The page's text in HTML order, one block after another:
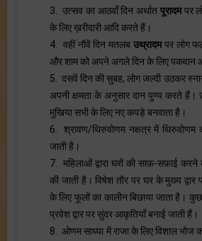
3. उत्सव का आठवाँ दिन अर्थात पूरादमपर
के लिए ख़रीदारी आदि करते हैं।
4. वहीं नौवें दिन मतलब उथ्रादमपर लोग
और शाम को अपने अगले दिन के लिए पकवान
5. दसवें दिन की सुबह, लोग जल्दी उठकर
अपनी क्षमता के अनुसार दान पुण्य करते हैं।
मुखिया सभी के लिए नए कपड़े बनवाता है।
6. श्रावण/थिरुवोणम नक्षत्र में थिरुवोणम
जाती है।
7. महिलाओं द्वारा घरों की साफ़-सफ़ाई
की जाती है। विषेश तौर पर घर के मुख्य द्वार
के लिए फूलों का कालीन बिछाया जाता है।
प्रवेश द्वार पर सुंदर आकृतियाँ बनाई जाती हैं।
8. ओणम साध्या में राजा के लिए विशाल भोज